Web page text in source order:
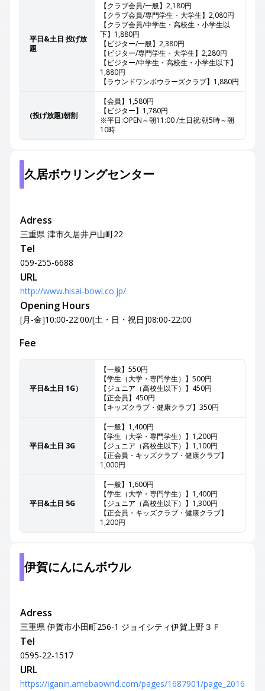
平日&土日 投げ放
題
【クラブ会員/一般】2,180円
【クラブ会員/専門学生・大学生】2,080円
【クラブ会員/中学生・高校生・小学生以
下】1,880円
【ビジター/一般】2,380円
【ビジター/専門学生・大学生】2,280円
【ビジター/中学生・高校生・小学生以下】
1,880円
【ラウンドワンボウラーズクラブ】1,880円
(投げ放題)朝割
【会員】1,580円
【ビジター】1,780円
※平日:OPEN～朝11:00 /土日祝:朝5時～朝
10時
久居ボウリングセンター
Adress
三重県 津市久居井戸山町22
Tel
059-255-6688
URL
http://www.hisai-bowl.co.jp/
Opening Hours
[月-金]10:00-22:00/[土・日・祝日]08:00-22:00
Fee
平日&土日 1G）
【一般】550円
【学生（大学・専門学生）】500円
【ジュニア（高校生以下）】450円
【正会員】450円
【キッズクラブ・健康クラブ】350円
平日&土日 3G
【一般】1,400円
【学生（大学・専門学生）】1,200円
【ジュニア（高校生以下）】1,100円
【正会員・キッズクラブ・健康クラブ】
1,000円
平日&土日 5G
【一般】1,600円
【学生（大学・専門学生）】1,400円
【ジュニア（高校生以下）】1,300円
【正会員・キッズクラブ・健康クラブ】
1,200円
伊賀にんにんボウル
Adress
三重県 伊賀市小田町256-1 ジョイシティ伊賀上野３Ｆ
Tel
0595-22-1517
URL
https://iganin.amebaownd.com/pages/1687901/page_2016